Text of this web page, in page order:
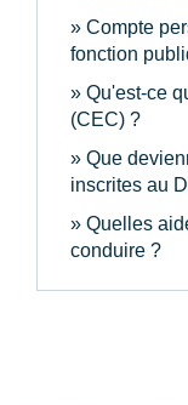
Compte
fonction
Qu'est-ce
(CEC) ?
Que
inscrites au
Quelles
conduire ?